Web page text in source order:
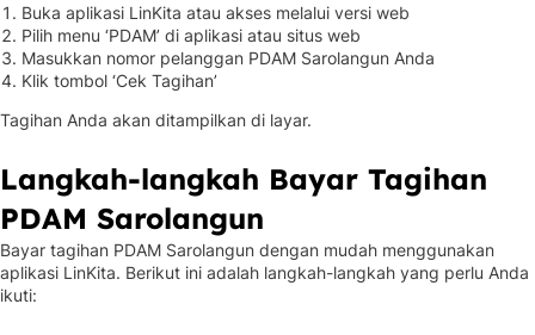
Buka aplikasi LinKita atau akses melalui versi web
Pilih menu ‘PDAM’ di aplikasi atau situs web
Masukkan nomor pelanggan PDAM Sarolangun Anda
Klik tombol ‘Cek Tagihan’
Tagihan Anda akan ditampilkan di layar.
Langkah-langkah Bayar Tagihan
PDAM Sarolangun
Bayar tagihan PDAM Sarolangun dengan mudah menggunakan
aplikasi LinKita. Berikut ini adalah langkah-langkah yang perlu Anda
ikuti: